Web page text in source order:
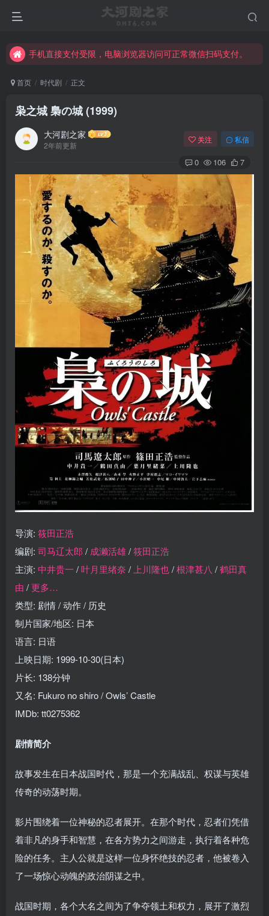
手机直接支付受限，电脑浏览器访问可正常微信扫码支付。
手机直接支付受限，电脑浏览器访问可正常微信扫码支付。
首页 时代剧 正文
枭之城 梟の城 (1999)
大河剧之家
2年前更新
关注 私信
0 106 7
导演: 筱田正浩
编剧: 司马辽太郎 / 成濑活雄/筱田正浩
主演: 中井贵一 /叶月里绪奈 / 上川隆也/根津甚八 /鹤田真
由 /更多…
类型: 剧情 / 动作 / 历史
制片国家/地区: 日本
语言: 日语
上映日期: 1999-10-30(日本)
片长: 138分钟
又名: Fukuro no shiro / Owls’ Castle
IMDb: tt0275362
剧情简介
故事发生在日本战国时代，那是一个充满战乱、权谋与英雄
传奇的动荡时期。
影片围绕着一位神秘的忍者展开。在那个时代，忍者们凭借
着非凡的身手和智慧，在各方势力之间游走，执行着各种危
险的任务。主人公就是这样一位身怀绝技的忍者，他被卷入
了一场惊心动魄的政治阴谋之中。
战国时期，各个大名之间为了争夺领土和权力，展开了激烈